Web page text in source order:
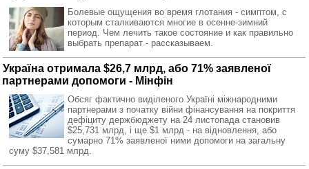
Болевые ощущения во время глотания - симптом, с
которым сталкиваются многие в осенне-зимний
период. Чем лечить такое состояние и как правильно
выбрать препарат - рассказываем.
Україна отримала $26,7 млрд, або 71% заявленої
партнерами допомоги - Мінфін
Обсяг фактично виділеного Україні міжнародними
партнерами з початку війни фінансування на покриття
дефіциту держбюджету на 24 листопада становив
$25,731 млрд, і ще $1 млрд - на відновлення, або
сумарно 71% заявленої ними допомоги на загальну
суму $37,581 млрд.